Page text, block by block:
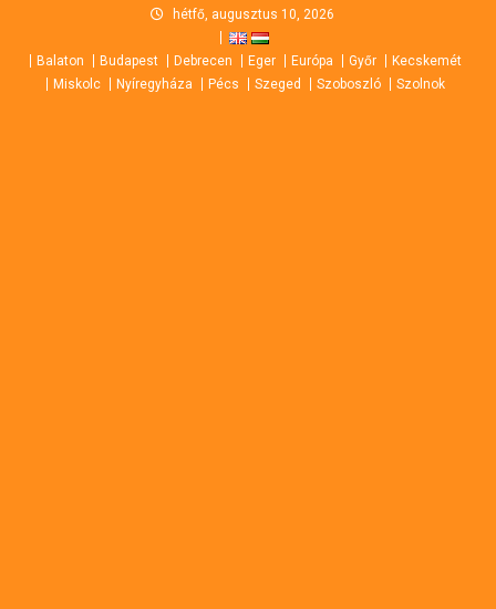
content
hétfő, augusztus 10, 2026
Balaton Budapest Debrecen Eger Európa Győr
Kecskemét
Miskolc
Nyíregyháza Pécs Szeged Szoboszló Szolnok